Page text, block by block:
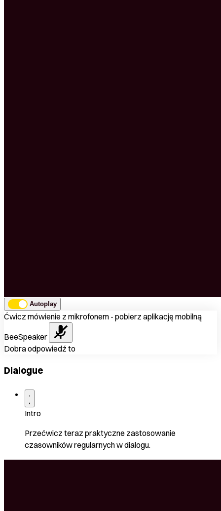
Autoplay
Ćwicz mówienie z mikrofonem - pobierz aplikację mobilną
BeeSpeaker
Dobra odpowiedź to
Dialogue
Intro
Przećwicz teraz praktyczne zastosowanie
czasowników regularnych w dialogu.